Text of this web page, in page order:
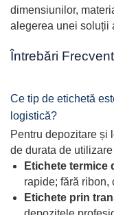
dimensiunilor,
alegerea unei soluții
Întrebări
Ce tip de etichetă
logistică?
Pentru depozitare și
de durata de
Etichete termice
rapide; fără ribon,
Etichete prin